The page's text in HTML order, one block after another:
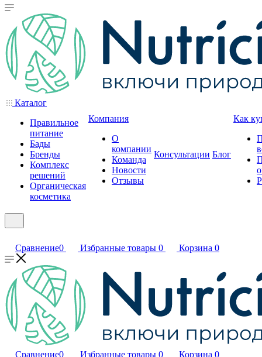
Каталог
Правильное
питание
Бады
Бренды
Комплекс
решений
Органическая
косметика
Компания
О
компании
Команда
Новости
Отзывы
Консультации Блог
Как
Сравнение0 Избранные товары 0 Корзина 0
Сравнение0 Избранные товары 0 Корзина 0